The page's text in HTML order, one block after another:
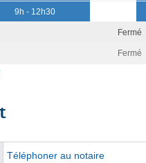
9h - 12h30
Fermé
Fermé
Téléphoner au notaire